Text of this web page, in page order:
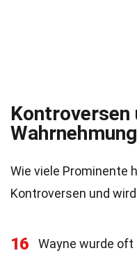
Wahrnehmung
Wie viele Prominente
Kontroversen und
16
Wayne wurde